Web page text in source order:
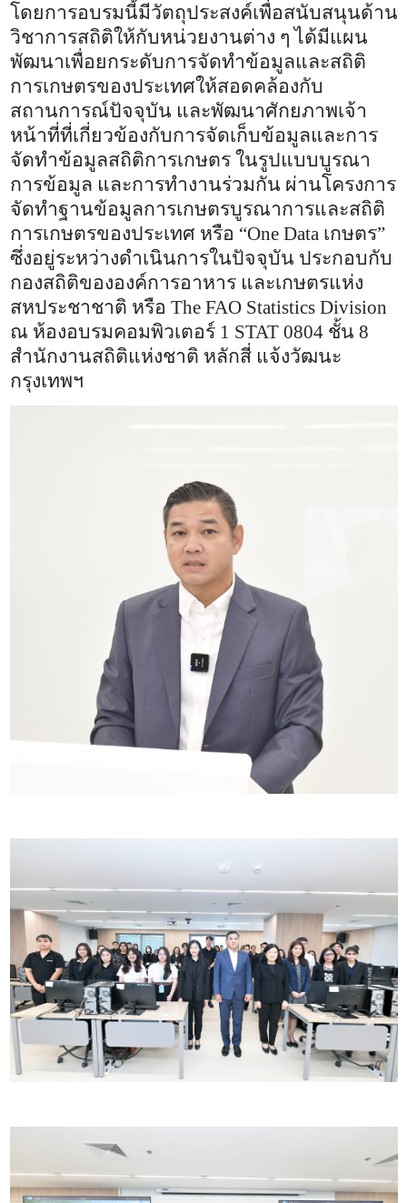
โดยการอบรมนี้มีวัตถุประสงค์เพื่อสนับสนุนด้าน
วิชาการสถิติให้กับหน่วยงานต่าง ๆ ได้มีแผน
พัฒนาเพื่อยกระดับการจัดทำข้อมูลและสถิติ
การเกษตรของประเทศให้สอดคล้องกับ
สถานการณ์ปัจจุบัน และพัฒนาศักยภาพเจ้า
หน้าที่ที่เกี่ยวข้องกับการจัดเก็บข้อมูลและการ
จัดทำข้อมูลสถิติการเกษตร ในรูปแบบบูรณา
การข้อมูล และการทำงานร่วมกัน ผ่านโครงการ
จัดทำฐานข้อมูลการเกษตรบูรณาการและสถิติ
การเกษตรของประเทศ หรือ “One Data เกษตร”
ซึ่งอยู่ระหว่างดำเนินการในปัจจุบัน ประกอบกับ
กองสถิติขององค์การอาหาร และเกษตรแห่ง
สหประชาชาติ หรือ The FAO Statistics Division
ณ ห้องอบรมคอมพิวเตอร์ 1 STAT 0804 ชั้น 8
สำนักงานสถิติแห่งชาติ หลักสี่ แจ้งวัฒนะ
กรุงเทพฯ